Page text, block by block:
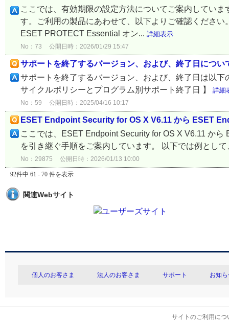
ここでは、有効期限の設定方法についてご案内してい
す。ご利用の製品にあわせて、以下よりご確認くださ
ESET PROTECT Essential オン... 詳細表示
No：73 公開日時：2026/01/29 15:47
サポートを終了するバージョン、および、終了日につい
サポートを終了するバージョン、および、終了日は以
サイクルポリシーとプログラム別サポート終了日 】 詳細
No：59 公開日時：2025/04/16 10:17
ESET Endpoint Security for OS X V6.11 から ESET
ここでは、ESET Endpoint Security for OS X V6.11 か
を引き継ぐ手順をご案内しています。 以下では例とし
No：29875 公開日時：2026/01/13 10:00
92件中 61 - 70 件を表示
関連Webサイト
個人のお客さま 法人のお客さま サポート お知
サイトのご利用につ